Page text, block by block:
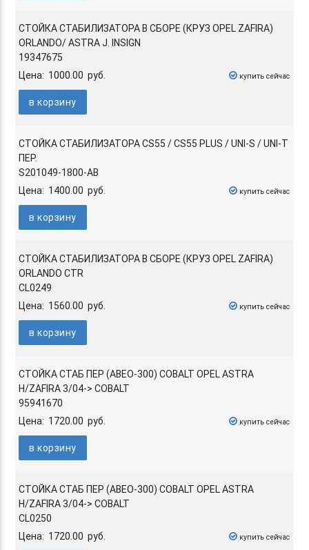
СТОЙКА СТАБИЛИЗАТОРА В СБОРЕ (КРУЗ OPEL ZAFIRA)
ORLANDO/ ASTRA J. INSIGN
19347675
Цена: 1000.00 руб.
купить сейчас
в корзину
СТОЙКА СТАБИЛИЗАТОРА CS55 / CS55 PLUS / UNI-S / UNI-T
ПЕР.
S201049-1800-AB
Цена: 1400.00 руб.
купить сейчас
в корзину
СТОЙКА СТАБИЛИЗАТОРА В СБОРЕ (КРУЗ OPEL ZAFIRA)
ORLANDO CTR
CL0249
Цена: 1560.00 руб.
купить сейчас
в корзину
СТОЙКА СТАБ ПЕР (АВЕО-300) COBALT OPEL ASTRA
H/ZAFIRA 3/04-> COBALT
95941670
Цена: 1720.00 руб.
купить сейчас
в корзину
СТОЙКА СТАБ ПЕР (АВЕО-300) COBALT OPEL ASTRA
H/ZAFIRA 3/04-> COBALT
CL0250
Цена: 1720.00 руб.
купить сейчас